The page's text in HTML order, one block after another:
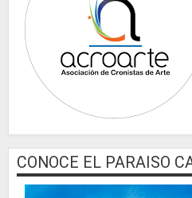
CONOCE EL PARAISO